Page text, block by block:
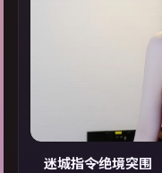
迷城指令·绝境突围